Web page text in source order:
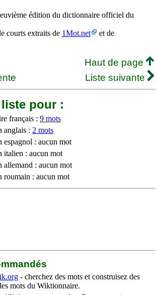
édition du dictionnaire officiel du
courts extraits de 1Mot.net
et de
Haut de page
Liste suivante
liste pour :
français : 9 mots
anglais : 2 mots
espagnol : aucun mot
italien : aucun mot
allemand : aucun mot
roumain : aucun mot
- cherchez des mots et construisez des
mots du Wiktionnaire.